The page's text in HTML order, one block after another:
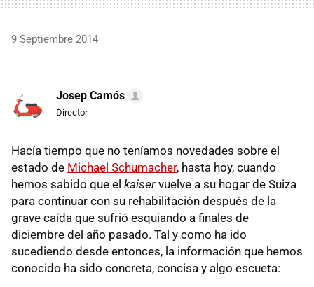
9 Septiembre 2014
Josep Camós
Director
Hacía tiempo que no teníamos novedades sobre el
estado de Michael Schumacher, hasta hoy, cuando
hemos sabido que el kaiser vuelve a su hogar de Suiza
para continuar con su rehabilitación después de la
grave caída que sufrió esquiando a finales de
diciembre del año pasado. Tal y como ha ido
sucediendo desde entonces, la información que hemos
conocido ha sido concreta, concisa y algo escueta: